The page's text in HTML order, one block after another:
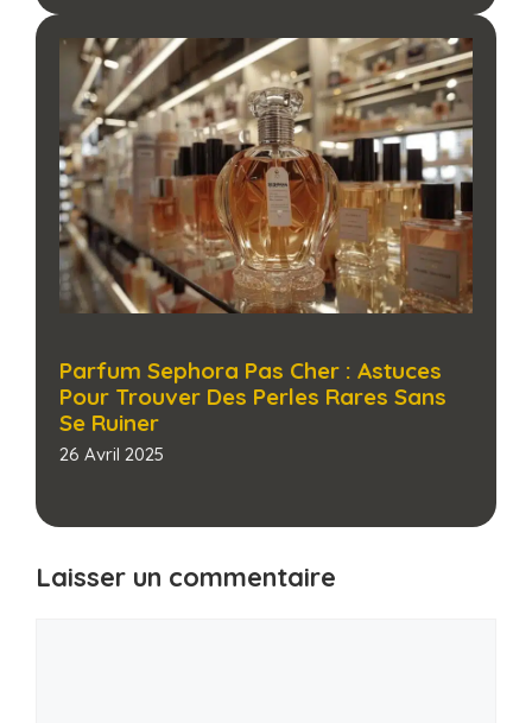
Parfum Sephora Pas Cher : Astuces
Pour Trouver Des Perles Rares Sans
Se Ruiner​
26 Avril 2025
Laisser un commentaire